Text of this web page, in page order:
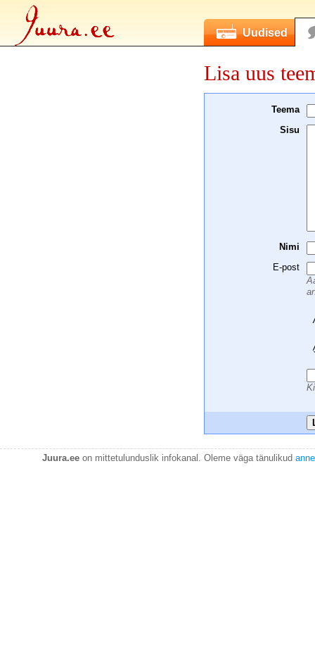
Uudised
Lisa uus
Teema
Sisu
Nimi
E-post
Juura.eeon mittetulunduslik infokanal. Oleme väga tänulikud